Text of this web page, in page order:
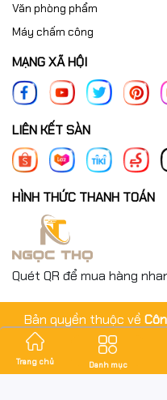
Văn phòng phẩm
Máy chấm công
MẠNG XÃ HỘI
LIÊN KẾT SÀN
HÌNH THỨC THANH TOÁN
Quét QR để mua hàng
Bản quyền thuộc về
Cung
Trang chủ Danh mục